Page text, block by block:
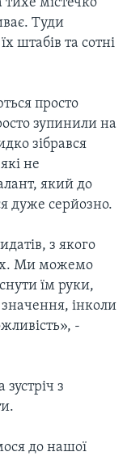
Туди
штабів та сотні
просто
зупинили на
зібрався
не
який до
дуже серйозно.
з якого
Ми можемо
їм руки,
інколи
-
з
до нашої